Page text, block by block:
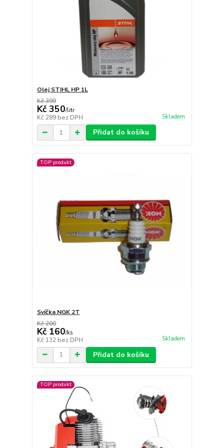
Olej STIHL HP 1L
Kč 399
Kč 350/litr
Kč 289 bez DPH Skladem
Přidat do košíku
TOP produkt
Svíčka NGK 2T
Kč 200
Kč 160/ks
Kč 132 bez DPH Skladem
Přidat do košíku
TOP produkt